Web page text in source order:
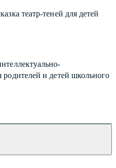
театр-теней для детей
родителей и детей школьного